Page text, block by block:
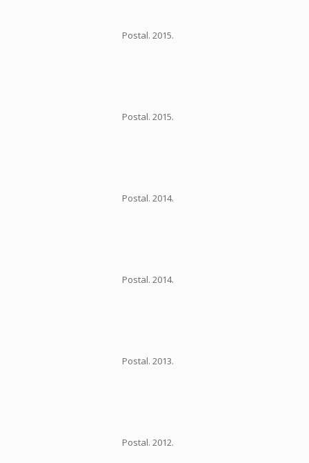
Postal. 2015.
Postal. 2015.
Postal. 2014.
Postal. 2014.
Postal. 2013.
Postal. 2012.